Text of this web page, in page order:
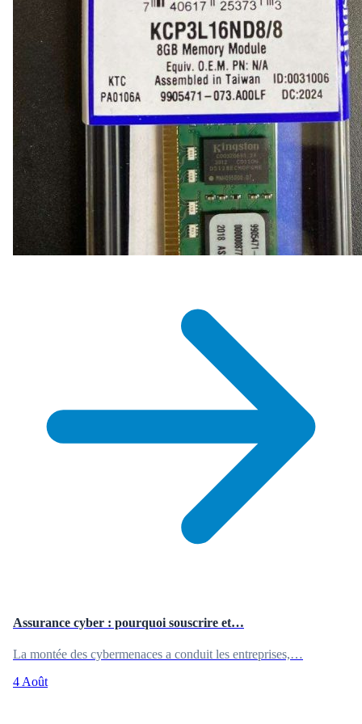
Assurance cyber : pourquoi souscrire et…
La montée des cybermenaces a conduit les entreprises,…
4 Août